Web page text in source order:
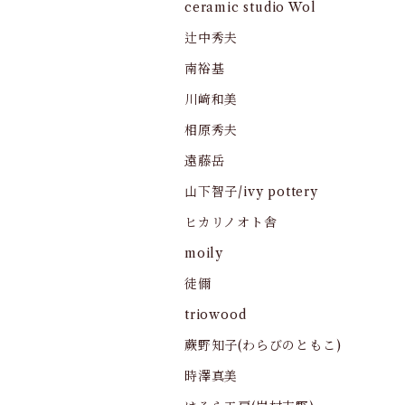
ceramic studio Wol
辻中秀夫
南裕基
川﨑和美
相原秀夫
遠藤岳
山下智子/ivy pottery
ヒカリノオト舎
moily
徒儞
triowood
蕨野知子(わらびのともこ)
時澤真美